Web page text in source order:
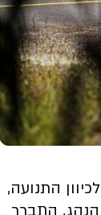
התנועה,